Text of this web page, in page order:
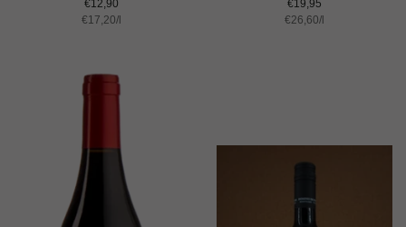
Normaler
Preis
€12,90
Einzelpreis
€17,20/
Normaler
Preis
€19,95
Einzelpreis
€26,60/